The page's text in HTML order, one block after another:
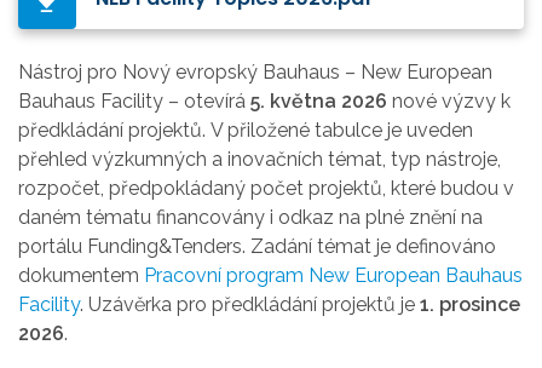
Nástroj pro Nový evropský Bauhaus – New European
Bauhaus Facility – otevírá 5. května 2026 nové výzvy k
předkládání projektů. V přiložené tabulce je uveden
přehled výzkumných a inovačních témat, typ nástroje,
rozpočet, předpokládaný počet projektů, které budou v
daném tématu financovány i odkaz na plné znění na
portálu Funding&Tenders. Zadání témat je definováno
dokumentem Pracovní program New European Bauhaus
Facility. Uzávěrka pro předkládání projektů je 1. prosince
2026.